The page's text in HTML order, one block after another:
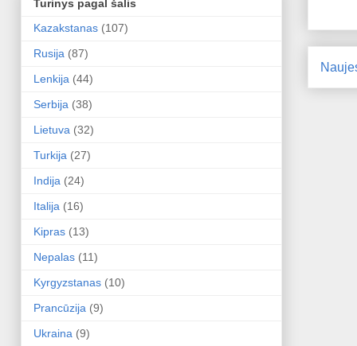
Turinys pagal šalis
Kazakstanas (107)
Rusija (87)
Lenkija (44)
Serbija (38)
Lietuva (32)
Turkija (27)
Indija (24)
Italija (16)
Kipras (13)
Nepalas (11)
Kyrgyzstanas (10)
Prancūzija (9)
Ukraina (9)